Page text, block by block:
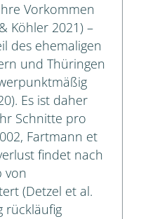
Vorkommen
Köhler 2021) –
des ehemaligen
und Thüringen
Es ist daher
Schnitte pro
Fartmann et
findet nach
von
(Detzel et al.
rückläufig